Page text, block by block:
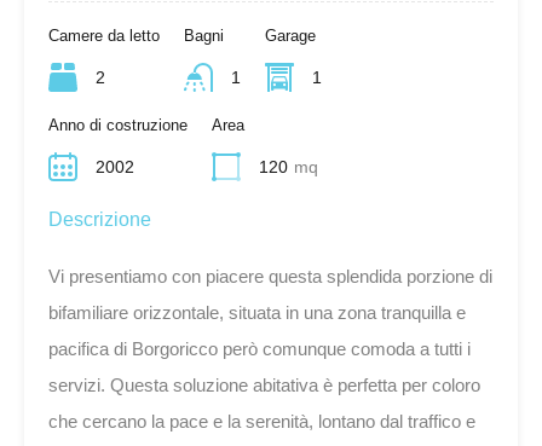
Camere da letto
2
Bagni
1
Garage
1
Anno di costruzione
2002
Area
120 mq
Descrizione
Vi presentiamo con piacere questa splendida porzione di
bifamiliare orizzontale, situata in una zona tranquilla e
pacifica di Borgoricco però comunque comoda a tutti i
servizi. Questa soluzione abitativa è perfetta per coloro
che cercano la pace e la serenità, lontano dal traffico e